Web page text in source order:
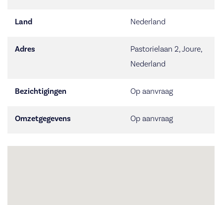
Land Nederland
Adres
Pastorielaan 2, Joure,
Nederland
Bezichtigingen Op aanvraag
Omzetgegevens Op aanvraag